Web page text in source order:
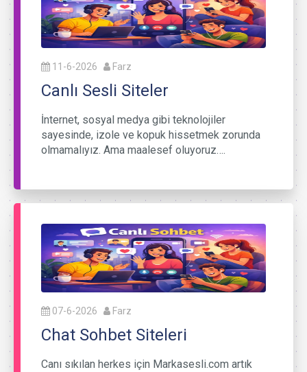
11-6-2026 Farz
Canlı Sesli Siteler
İnternet, sosyal medya gibi teknolojiler
sayesinde, izole ve kopuk hissetmek zorunda
olmamalıyız. Ama maalesef oluyoruz….
07-6-2026 Farz
Chat Sohbet Siteleri
Canı sıkılan herkes için Markasesli.com artık